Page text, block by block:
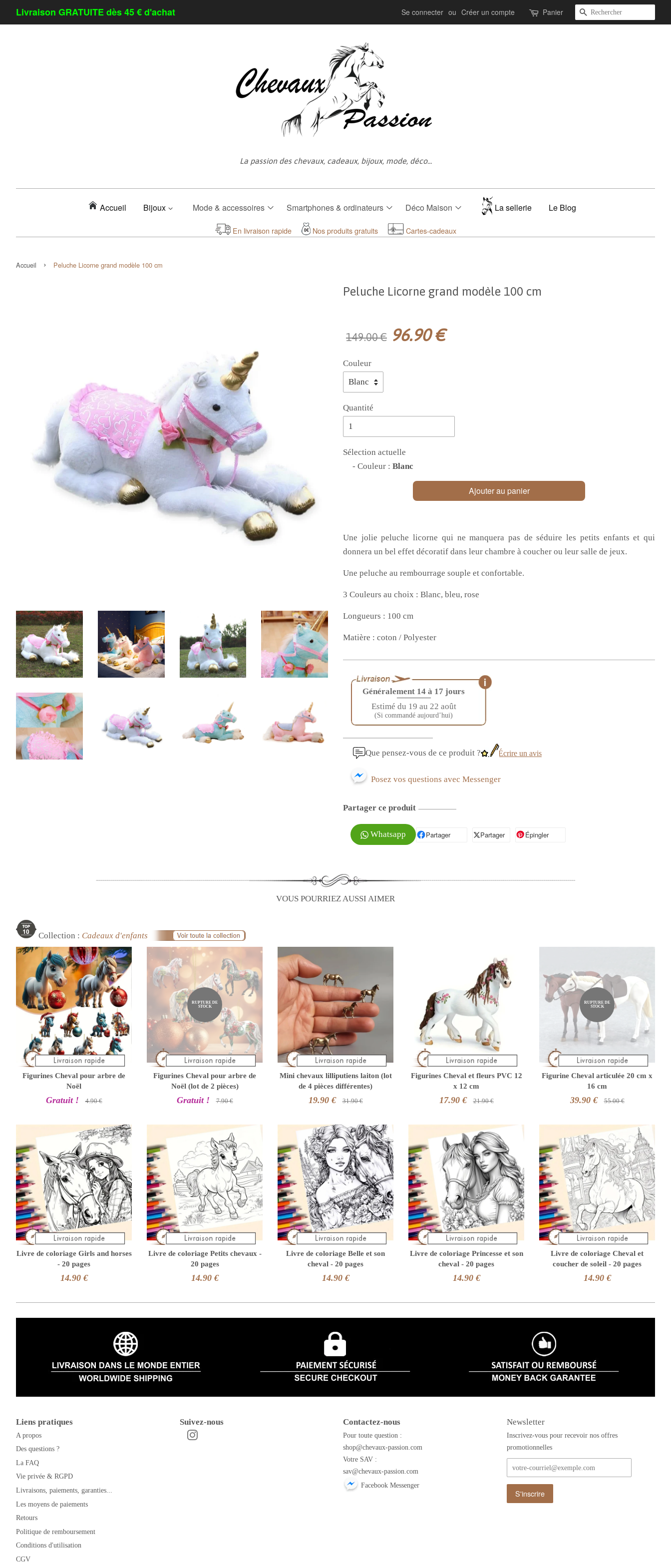
Livraison GRATUITE dès 45 € d'achat Se connecter ou Créer un compte Panier Recherche
La passion des chevaux, cadeaux, bijoux, mode, déco...
Accueil Bijoux Mode & accessoires Smartphones & ordinateurs Déco Maison La sellerie Le Blog
En livraison rapide Nos produits gratuits Cartes-cadeaux
Accueil › Peluche Licorne grand modèle 100 cm
Peluche Licorne grand modèle 100 cm
149.00 € 96.90 €
Couleur
Quantité
Sélection actuelle
- Couleur : Blanc
Ajouter au panier
Une jolie peluche licorne qui ne manquera pas de séduire les petits enfants et qui
donnera un bel effet décoratif dans leur chambre à coucher ou leur salle de jeux.
Une peluche au rembourrage souple et confortable.
3 Couleurs au choix : Blanc, bleu, rose
Longueurs : 100 cm
Matière : coton / Polyester
Généralement 14 à 17 jours
————
Estimé du 19 au 22 août
(Si commandé aujourd’hui)
Que pensez-vous de ce produit ? Écrire un avis
Posez vos questions avec Messenger
Partager ce produit
Whatsapp PartagerPartager sur Facebook
Partager
Partager sur XÉpinglerÉpingler sur Pinterest
VOUS POURRIEZ AUSSI AIMER
Collection : Cadeaux d'enfants
Figurines Cheval pour arbre de
Noël
Gratuit ! 4.90 €
RUPTURE DE
STOCK
Figurines Cheval pour arbre de
Noël (lot de 2 pièces)
Gratuit ! 7.90 €
Mini chevaux lilliputiens laiton (lot
de 4 pièces différentes)
19.90 € 31.90 €
Figurines Cheval et fleurs PVC 12
x 12 cm
17.90 € 21.90 €
RUPTURE DE
STOCK
Figurine Cheval articulée 20 cm x
16 cm
39.90 € 55.00 €
Livre de coloriage Girls and horses
- 20 pages
14.90 €
Livre de coloriage Petits chevaux -
20 pages
14.90 €
Livre de coloriage Belle et son
cheval - 20 pages
14.90 €
Livre de coloriage Princesse et son
cheval - 20 pages
14.90 €
Livre de coloriage Cheval et
coucher de soleil - 20 pages
14.90 €
Liens pratiques
A propos
Des questions ?
La FAQ
Vie privée & RGPD
Livraisons, paiements, garanties...
Les moyens de paiements
Retours
Politique de remboursement
Conditions d'utilisation
CGV
Suivez-nous
FacebookInstagram
Contactez-nous
Pour toute question :
shop@chevaux-passion.com
Votre SAV :
sav@chevaux-passion.com
Facebook Messenger
Newsletter
Inscrivez-vous pour recevoir nos offres
promotionnelles